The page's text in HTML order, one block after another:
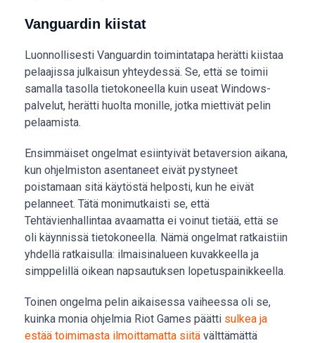
Vanguardin kiistat
Luonnollisesti Vanguardin toimintatapa herätti kiistaa
pelaajissa julkaisun yhteydessä. Se, että se toimii
samalla tasolla tietokoneella kuin useat Windows-
palvelut, herätti huolta monille, jotka miettivät pelin
pelaamista.
Ensimmäiset ongelmat esiintyivät betaversion aikana,
kun ohjelmiston asentaneet eivät pystyneet
poistamaan sitä käytöstä helposti, kun he eivät
pelanneet. Tätä monimutkaisti se, että
Tehtävienhallintaa avaamatta ei voinut tietää, että se
oli käynnissä tietokoneella. Nämä ongelmat ratkaistiin
yhdellä ratkaisulla: ilmaisinalueen kuvakkeella ja
simppelillä oikean napsautuksen lopetuspainikkeella.
Toinen ongelma pelin aikaisessa vaiheessa oli se,
kuinka monia ohjelmia Riot Games päätti sulkea ja
estää toimimasta ilmoittamatta siitä välttämättä